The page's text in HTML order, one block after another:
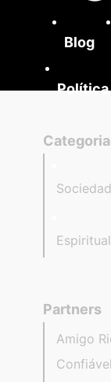
Blog
Política
Partners
Amigo
Confiável